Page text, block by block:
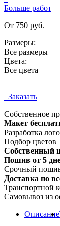
Больше работ
От 750 руб.
Размеры:
Все размеры
Цвета:
Все цвета
Заказать
Собственное
Макет
Разработка
Подбор цветов
Собственный
Пошив от 5
Срочный
Доставка по
Транспортной
Самовывоз из
Описание